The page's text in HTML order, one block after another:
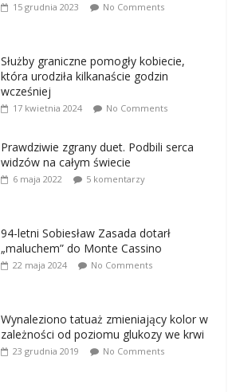
15 grudnia 2023 No Comments
Służby graniczne pomogły kobiecie,
która urodziła kilkanaście godzin
wcześniej
17 kwietnia 2024 No Comments
Prawdziwie zgrany duet. Podbili serca
widzów na całym świecie
6 maja 2022 5 komentarzy
94-letni Sobiesław Zasada dotarł
„maluchem” do Monte Cassino
22 maja 2024 No Comments
Wynaleziono tatuaż zmieniający kolor w
zależności od poziomu glukozy we krwi
23 grudnia 2019 No Comments